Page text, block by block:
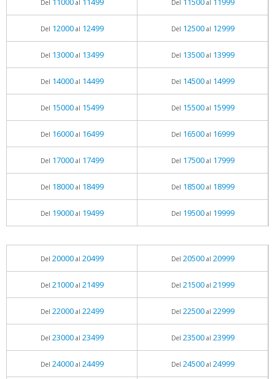
Del al Del al
Del 12000al 12499 Del 12500al 12999
Del 13000al 13499 Del 13500al 13999
Del 14000al 14499 Del 14500al 14999
Del 15000al 15499 Del 15500al 15999
Del 16000al 16499 Del 16500al 16999
Del 17000al 17499 Del 17500al 17999
Del 18000al 18499 Del 18500al 18999
Del 19000al 19499 Del 19500al 19999
Del 20000al 20499 Del 20500al 20999
Del 21000al 21499 Del 21500al 21999
Del 22000al 22499 Del 22500al 22999
Del 23000al 23499 Del 23500al 23999
Del 24000al 24499 Del 24500al 24999